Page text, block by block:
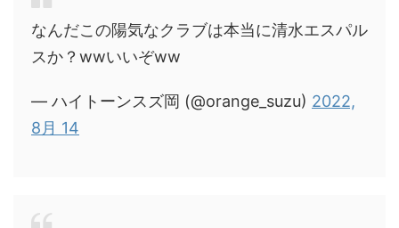
なんだこの陽気なクラブは本当に清水エスパル
スか？wwいいぞww
— ハイトーンスズ岡 (@orange_suzu) 2022,
8月 14